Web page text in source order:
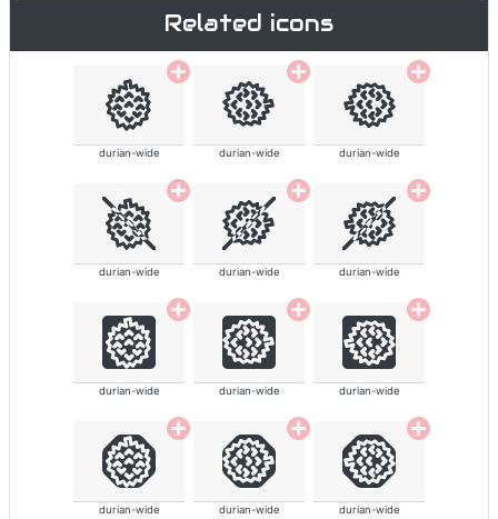
Related icons
durian-wide durian-wide durian-wide
durian-wide durian-wide durian-wide
durian-wide durian-wide durian-wide
durian-wide durian-wide durian-wide